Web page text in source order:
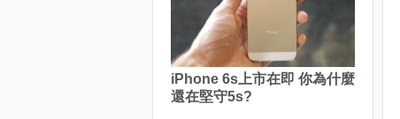
iPhone 6s上市在即 你為什麼
還在堅守5s?